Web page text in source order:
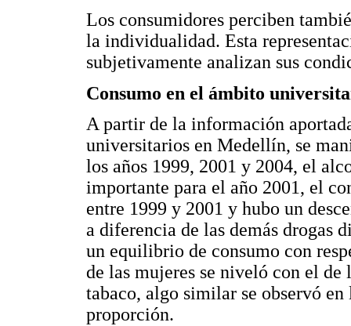
Los consumidores perciben
la individualidad. Esta
subjetivamente analizan sus
Consumo en el ámbito
A partir de la información
universitarios en Medellín, se
los años 1999, 2001 y 2004, el
importante para el año 2001, el
entre 1999 y 2001 y hubo un
a diferencia de las demás drogas
un equilibrio de consumo con
de las mujeres se niveló con el
tabaco, algo similar se observó
proporción.